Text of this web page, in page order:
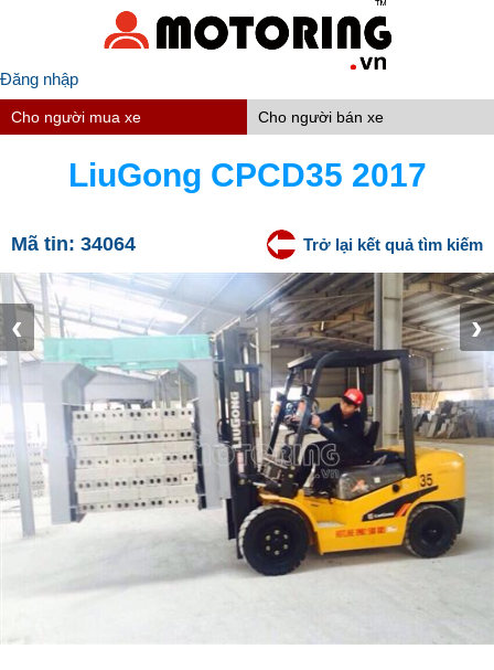
Đăng nhập
Cho người mua xe Cho người bán xe
LiuGong CPCD35 2017
Mã tin: 34064 Trở lại kết quả tìm kiếm
‹ ›